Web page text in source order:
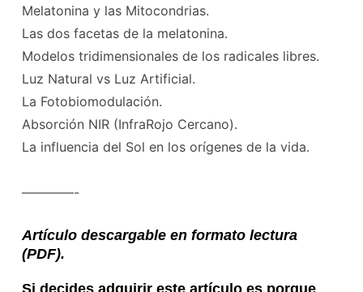
Melatonina y las Mitocondrias.
Las dos facetas de la melatonina.
Modelos tridimensionales de los radicales libres.
Luz Natural vs Luz Artificial.
La Fotobiomodulación.
Absorción NIR (InfraRojo Cercano).
La influencia del Sol en los orígenes de la vida.
————-
Artículo descargable en formato lectura
(PDF).
Si decides adquirir este artículo es porque